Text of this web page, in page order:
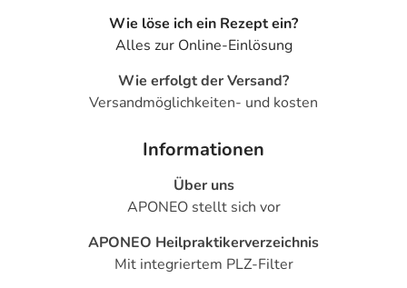
- Nesselausschlag
- Herzrhythmusstörungen
- Niedriger Blutdruck
niedrigen Blutdrucks)
- Anstieg der Nierenwerte (Kreatinin und Harnstoff)
- Störungen des Flüssigkeit- und Salzhaushaltes, wie:
- Erhöhte Kalziumwerte
- Erhöhte Chlorwerte
Wie löse ich ein Rezept ein?
Alles zur Online-Einlösung
Wie erfolgt der Versand?
Versandmöglichkeiten- und kosten
Informationen
Über uns
APONEO stellt sich vor
APONEO Heilpraktikerverzeichnis
Mit integriertem PLZ-Filter